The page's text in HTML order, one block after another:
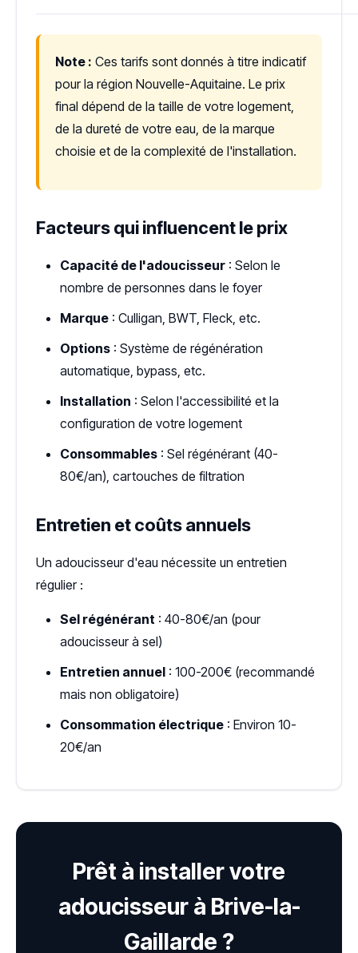
Note : Ces tarifs sont donnés à titre indicatif
pour la région Nouvelle-Aquitaine. Le prix
final dépend de la taille de votre logement,
de la dureté de votre eau, de la marque
choisie et de la complexité de l'installation.
Facteurs qui influencent le prix
Capacité de l'adoucisseur : Selon le
nombre de personnes dans le foyer
Marque : Culligan, BWT, Fleck, etc.
Options : Système de régénération
automatique, bypass, etc.
Installation : Selon l'accessibilité et la
configuration de votre logement
Consommables : Sel régénérant (40-
80€/an), cartouches de filtration
Entretien et coûts annuels
Un adoucisseur d'eau nécessite un entretien
régulier :
Sel régénérant : 40-80€/an (pour
adoucisseur à sel)
Entretien annuel : 100-200€ (recommandé
mais non obligatoire)
Consommation électrique : Environ 10-
20€/an
Prêt à installer votre
adoucisseur à Brive-la-
Gaillarde ?